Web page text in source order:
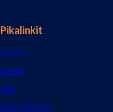
Pikalinkit
Kotisivu
Meistä
UKK
Yhteydenotto